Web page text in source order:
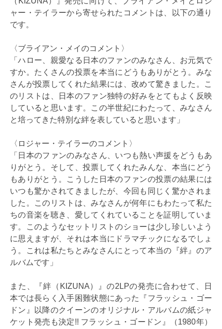
ャー・テイラーから寄せられたコメントは、以下の通り
です。
〈ブライアン・メイのコメント〉
「ハロー、親愛なる日本のファンのみなさん、お元気で
すか。たくさんの投票を本当にどうもありがとう。みな
さんが投票してくれた結果には、改めて驚きました。こ
のリストは、日本のファン独特の好みをとてもよく反映
していると思います。この半世紀にわたって、みなさん
と培ってきた特別な絆を表していると思います」
〈ロジャー・テイラーのコメント〉
「日本のファンのみなさん、いつも熱い声援をどうもあ
りがとう。そして、投票してくれたみんな、本当にどう
もありがとう。こうした日本のファンの投票の結果には
いつも驚かされてきましたが、今回も同じく驚かされま
した。このリストは、みなさんが何年にもわたって私た
ちの音楽を聴き、愛してくれていることを証明していま
す。このようなセットリストのショーは少し珍しいよう
に思えますが、それは本当にドラマチックになるでしょ
う。これは私たちとみなさんにとって本当の『絆』のア
ルバムです」
また、『絆（KIZUNA）』の2LPの発売に合わせて、日
本では長らく入手困難状態にあった『フラッシュ・ゴー
ドン』以降のクイーンのオリジナル・アルバムの紙ジャ
ケット発売も決定!! フラッシュ・ゴードン』（1980年）